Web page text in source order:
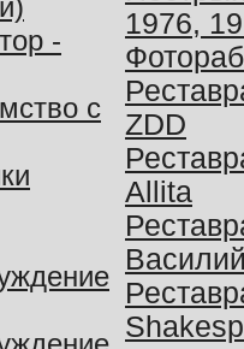
-
с
1976,
ZDD
Allita